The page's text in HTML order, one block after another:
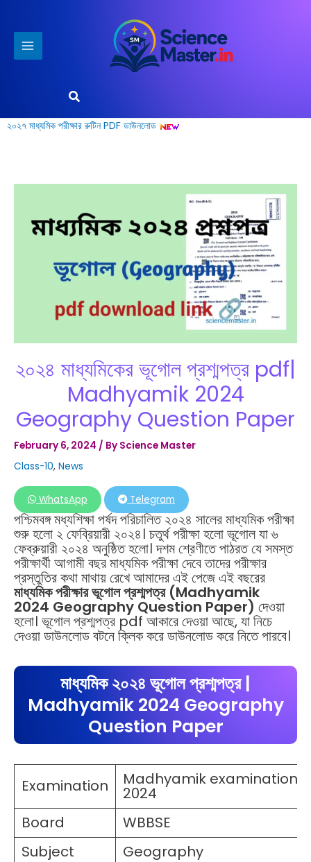
content
Search
২০২৭ মাধ্যমিক পরীক্ষার রুটিন PDF ডাউনলোড
২০২৪ মাধ্যমিকের ভূগোল প্রশ্মপত্র pdf|
Madhyamik 2024
Geography Question Paper
February 6, 2024 / By Science Master
Class-10, News
WhatsApp Telegram
পশ্চিমবঙ্গ মধ্যশিক্ষা পর্ষদ পরিচালিত ২০২৪ সালের মাধ্যমিক পরীক্ষা
শুরু হলো ২ ফেব্রিয়ারী ২০২৪। চতুর্থ পরীক্ষা হলো ভূগোল যা ৬
ফেব্রুয়ারী ২০২৪ অনুষ্ঠিত হলো। দশম শ্রেণীতে পাঠরত যে সমস্ত
পরীক্ষার্থী আগামী বছর মাধ্যমিক পরীক্ষা দেবে তাদের পরীক্ষার
প্রস্তুতির কথা মাথায় রেখে আমাদের এই পেজে এই বছরের
মাধ্যমিক পরীক্ষার ভূগোল প্রশ্মপত্র (Madhyamik
2024 Geography Question Paper) দেওয়া
হলো। ভূগোল প্রশ্মপত্র pdf আকারে দেওয়া আছে, যা নিচে
দেওয়া ডাউনলোড বটনে ক্লিক করে ডাউনলোড করে নিতে পারবে।
মাধ্যমিক ২০২৪ ভূগোল প্রশ্মপত্র |
Madhyamik 2024 Geography
Question Paper
Examination Madhyamik examination
2024
Board
WBBSE
Subject
Geography